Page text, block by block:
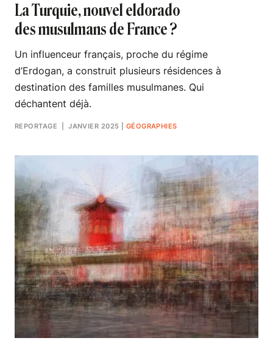
La Turquie, nouvel eldorado
des musulmans de France ?
Un influenceur français, proche du régime
d’Erdogan, a construit plusieurs résidences à
destination des familles musulmanes. Qui
déchantent déjà.
REPORTAGE | JANVIER 2025 GÉOGRAPHIES